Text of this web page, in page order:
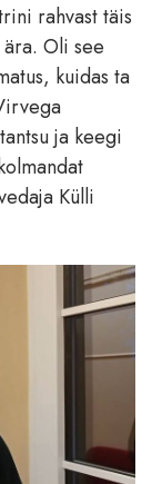
rahvast täis
Oli see
kuidas ta
ja keegi
Külli